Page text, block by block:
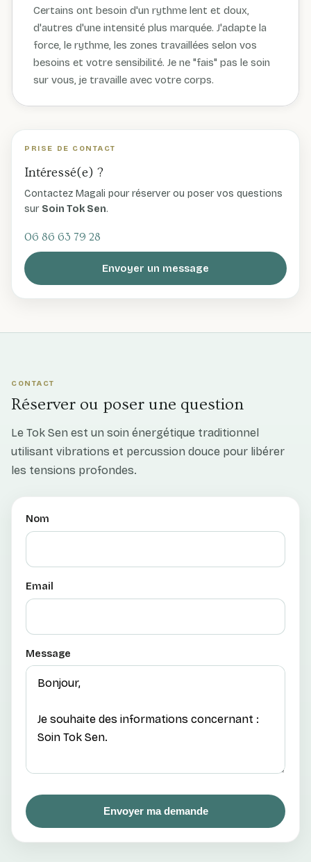
Certains ont besoin d'un rythme lent et doux,
d'autres d'une intensité plus marquée. J'adapte la
force, le rythme, les zones travaillées selon vos
besoins et votre sensibilité. Je ne "fais" pas le soin
sur vous, je travaille avec votre corps.
PRISE DE CONTACT
Intéressé(e) ?
Contactez Magali pour réserver ou poser vos questions
sur Soin Tok Sen.
06 86 63 79 28
Envoyer un message
CONTACT
Réserver ou poser une question
Le Tok Sen est un soin énergétique traditionnel
utilisant vibrations et percussion douce pour libérer
les tensions profondes.
Nom
Email
Message
Envoyer ma demande